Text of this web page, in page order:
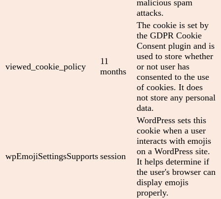
malicious spam
attacks.
viewed_cookie_policy
11
months
The cookie is set by
the GDPR Cookie
Consent plugin and is
used to store whether
or not user has
consented to the use
of cookies. It does
not store any personal
data.
wpEmojiSettingsSupports session
WordPress sets this
cookie when a user
interacts with emojis
on a WordPress site.
It helps determine if
the user's browser can
display emojis
properly.